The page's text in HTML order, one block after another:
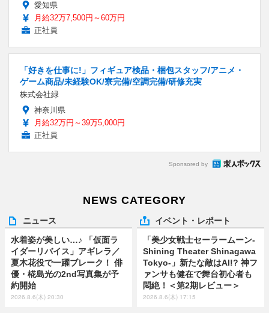
愛知県
月給32万7,500円～60万円
正社員
「好きを仕事に!」フィギュア検品・梱包スタッフ/アニメ・
ゲーム商品/未経験OK/寮完備/空調完備/研修充実
株式会社緑
神奈川県
月給32万円～39万5,000円
正社員
Sponsored by
NEWS CATEGORY
ニュース
水着姿が美しい…♪ 「仮面ラ
イダーリバイス」アギレラ／
夏木花役で一躍ブレーク！ 俳
優・椛島光の2nd写真集が予
約開始
2026.8.6(木) 20:30
イベント・レポート
「美少女戦士セーラームーン-
Shining Theater Shinagawa
Tokyo-」新たな敵はAI!? 神フ
ァンサも健在で舞台初心者も
悶絶！＜第2期レビュー＞
2026.8.6(木) 17:15